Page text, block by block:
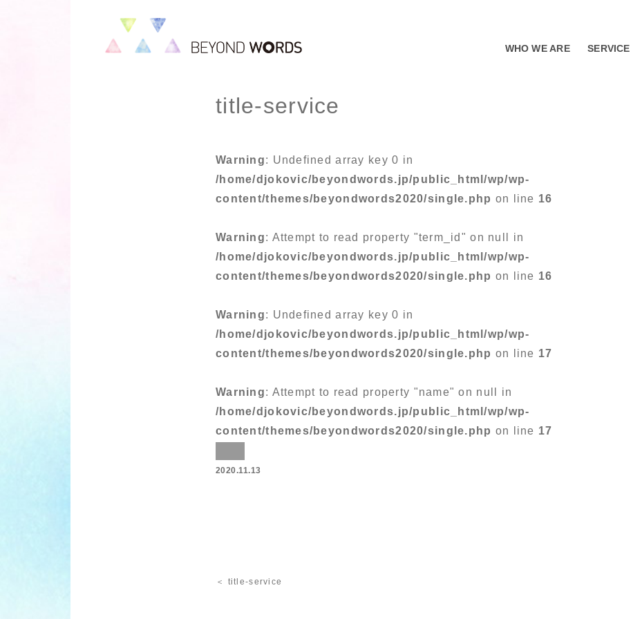
WHO WE ARE SERVICE
title-service
Warning: Undefined array key 0 in
/home/djokovic/beyondwords.jp/public_html/wp/wp-
content/themes/beyondwords2020/single.php on line 16
Warning: Attempt to read property "term_id" on null in
/home/djokovic/beyondwords.jp/public_html/wp/wp-
content/themes/beyondwords2020/single.php on line 16
Warning: Undefined array key 0 in
/home/djokovic/beyondwords.jp/public_html/wp/wp-
content/themes/beyondwords2020/single.php on line 17
Warning: Attempt to read property "name" on null in
/home/djokovic/beyondwords.jp/public_html/wp/wp-
content/themes/beyondwords2020/single.php on line 17
2020.11.13
＜ title-service